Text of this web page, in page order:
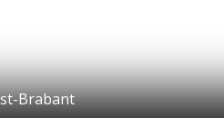
Brabant